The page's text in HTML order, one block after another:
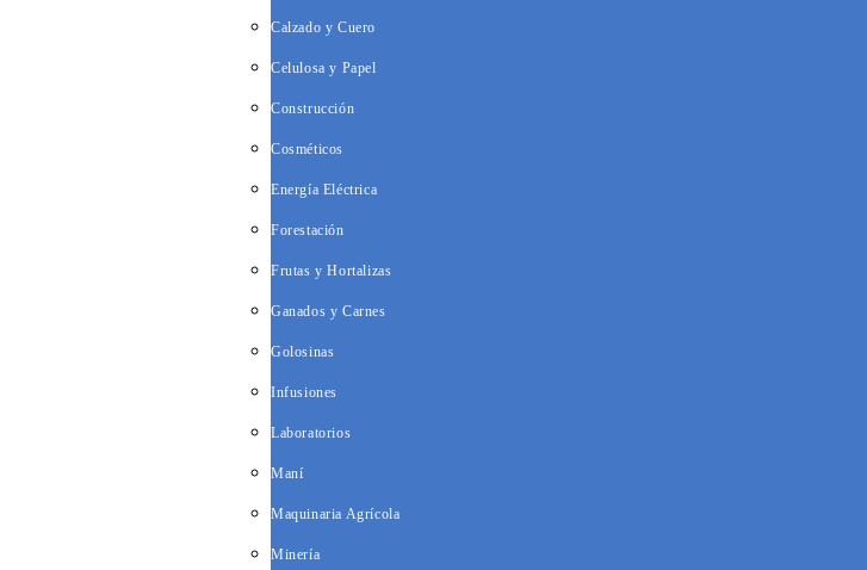
Calzado y Cuero
Celulosa y Papel
Construcción
Cosméticos
Energía Eléctrica
Forestación
Frutas y Hortalizas
Ganados y Carnes
Golosinas
Infusiones
Laboratorios
Maní
Maquinaria Agrícola
Minería